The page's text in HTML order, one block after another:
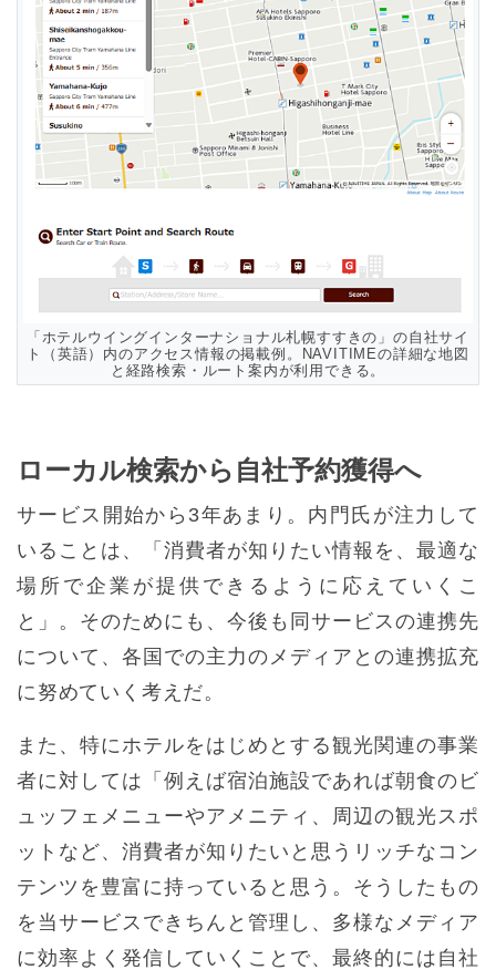
「ホテルウイングインターナショナル札幌すすきの」の自社サイ
ト（英語）内のアクセス情報の掲載例。NAVITIMEの詳細な地図
と経路検索・ルート案内が利用できる。
ローカル検索から自社予約獲得へ
サービス開始から3年あまり。内門氏が注力して
いることは、「消費者が知りたい情報を、最適な
場所で企業が提供できるように応えていくこ
と」。そのためにも、今後も同サービスの連携先
について、各国での主力のメディアとの連携拡充
に努めていく考えだ。
また、特にホテルをはじめとする観光関連の事業
者に対しては「例えば宿泊施設であれば朝食のビ
ュッフェメニューやアメニティ、周辺の観光スポ
ットなど、消費者が知りたいと思うリッチなコン
テンツを豊富に持っていると思う。そうしたもの
を当サービスできちんと管理し、多様なメディア
に効率よく発信していくことで、最終的には自社